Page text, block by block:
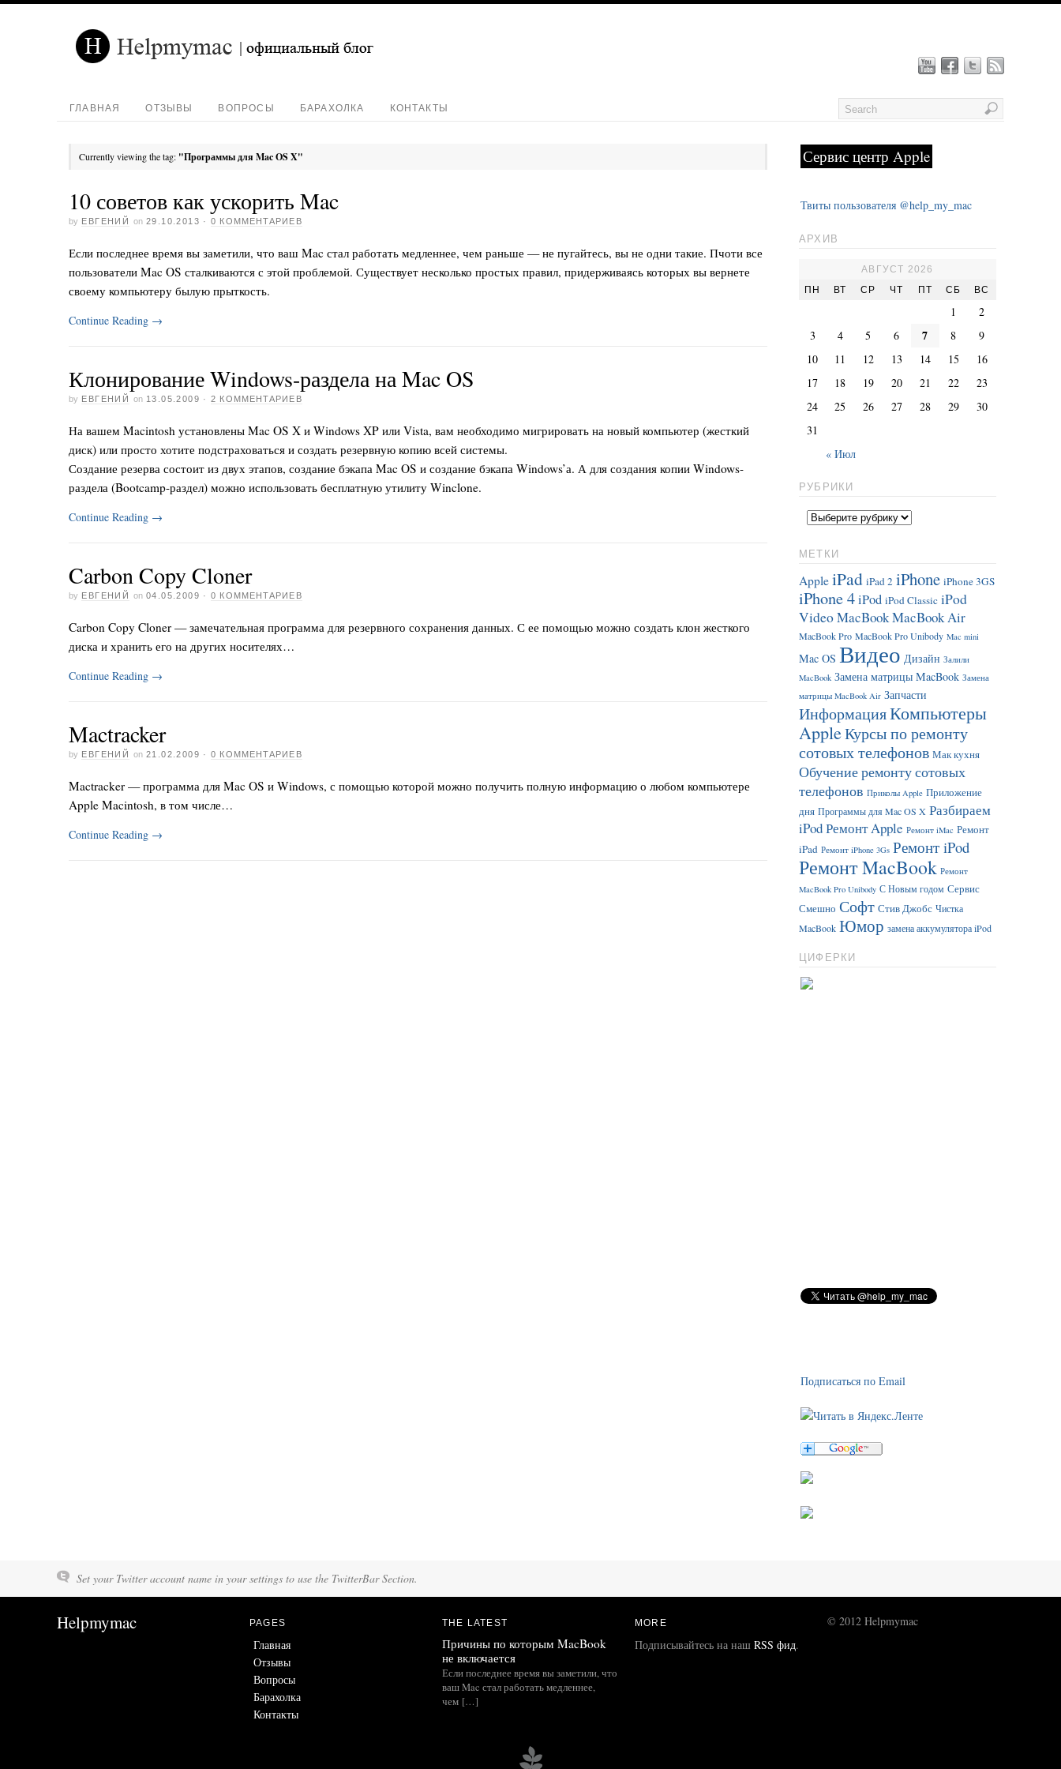
ГЛАВНАЯ ОТЗЫВЫ ВОПРОСЫ БАРАХОЛКА КОНТАКТЫ
Currently viewing the tag: "Программы для Mac OS X"
10 советов как ускорить Mac
by ЕВГЕНИЙ on 29.10.2013 ·0 КОММЕНТАРИЕВ
Если последнее время вы заметили, что ваш Mac стал работать медленнее, чем раньше — не пугайтесь, вы не одни такие. Пчоти все
пользователи Mac OS сталкиваются с этой проблемой. Существует несколько простых правил, придерживаясь которых вы вернете
своему компьютеру былую прыткость.
Continue Reading →
Клонирование Windows-раздела на Mac OS
by ЕВГЕНИЙ on 13.05.2009 ·2 КОММЕНТАРИЕВ
На вашем Macintosh установлены Mac OS X и Windows XP или Vista, вам необходимо мигрировать на новый компьютер (жесткий
диск) или просто хотите подстраховаться и создать резервную копию всей системы.
Создание резерва состоит из двух этапов, создание бэкапа Mac OS и создание бэкапа Windows’а. А для создания копии Windows-
раздела (Bootcamp-раздел) можно использовать бесплатную утилиту Winclone.
Continue Reading →
Carbon Copy Cloner
by ЕВГЕНИЙ on 04.05.2009 ·0 КОММЕНТАРИЕВ
Carbon Copy Cloner — замечательная программа для резервного сохранения данных. С ее помощью можно создать клон жесткого
диска и хранить его на других носителях…
Continue Reading →
Mactracker
by ЕВГЕНИЙ on 21.02.2009 ·0 КОММЕНТАРИЕВ
Mactracker — программа для Mac OS и Windows, с помощью которой можно получить полную информацию о любом компьютере
Apple Macintosh, в том числе…
Continue Reading →
Сервис центр Apple
Твиты пользователя @help_my_mac
АРХИВ
АВГУСТ 2026
ПН
ВТ СР ЧТ ПТ СБ ВС
« Июл
1
2
3
4 5 6 7 8
9
10
11 12 13 14 15
16
17
18 19 20 21 22
23
24
25 26 27 28 29
30
31
РУБРИКИ
МЕТКИ
Apple iPad iPad 2 iPhone iPhone 3GS
iPhone 4iPod iPod Classic iPod
VideoMacBookMacBook Air
MacBook Pro MacBook Pro Unibody Mac mini
Mac OS Видео Дизайн Залили
MacBook Замена матрицы MacBook Замена
матрицы MacBook Air Запчасти
ИнформацияКомпьютеры
AppleКурсы по ремонту
сотовых телефонов Мак кухня
Обучение ремонту сотовых
телефонов Приколы Apple Приложение
дня Программы для Mac OS X Разбираем
iPodРемонт Apple Ремонт iMac Ремонт
iPad Ремонт iPhone 3Gs Ремонт iPod
Ремонт MacBook Ремонт
MacBook Pro Unibody С Новым годом Сервис
Смешно Софт Стив Джобс Чистка
MacBook Юмор замена аккумулятора iPod
ЦИФЕРКИ
Подписаться по Email
Set your Twitter account name in your settings to use the TwitterBar Section.
Helpmymac PAGES
Главная
Отзывы
Вопросы
Барахолка
Контакты
THE LATEST
Причины по которым MacBook
не включается
Если последнее время вы заметили, что
ваш Mac стал работать медленнее,
чем […]
MORE
Подписывайтесь на наш RSS фид.
© 2012 Helpmymac